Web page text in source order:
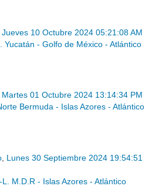
Jueves 10 Octubre 2024 05:21:08 AM
Yucatán - Golfo de México - Atlántico
Martes 01 Octubre 2024 13:14:34 PM
Bermuda - Islas Azores - Atlántico
Lunes 30 Septiembre 2024 19:54:51
M.D.R - Islas Azores - Atlántico